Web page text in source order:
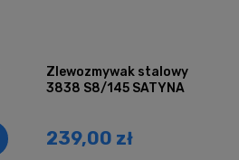
Zlewozmywak stalowy
3838 S8/145 SATYNA
239,00 zł